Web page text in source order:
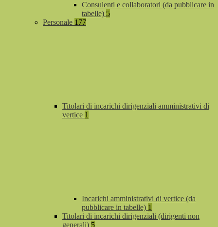
Consulenti e collaboratori (da pubblicare in
tabelle) 5
Personale 177
Titolari di incarichi dirigenziali amministrativi di
vertice 1
Incarichi amministrativi di vertice (da
pubblicare in tabelle) 1
Titolari di incarichi dirigenziali (dirigenti non
generali) 5